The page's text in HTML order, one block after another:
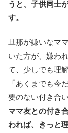
うと、子供同士
す。
旦那が嫌いなマ
いた方が、嫌わ
て、少しでも理
「あくまでも今
要のない付き合
ママ友との付き
われば、きっと